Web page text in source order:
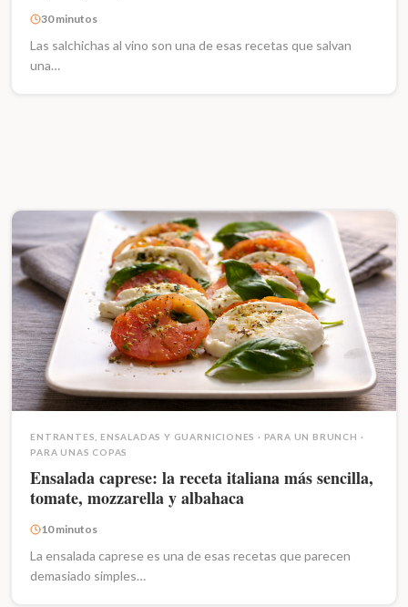
30 minutos
Las salchichas al vino son una de esas recetas que salvan
una…
ENTRANTES, ENSALADAS Y GUARNICIONES · PARA UN BRUNCH ·
PARA UNAS COPAS
Ensalada caprese: la receta italiana más sencilla,
tomate, mozzarella y albahaca
10 minutos
La ensalada caprese es una de esas recetas que parecen
demasiado simples…